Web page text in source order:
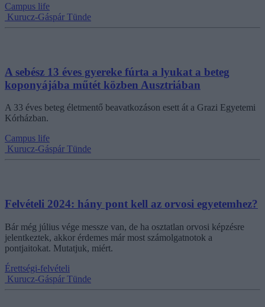
Campus life
Kurucz-Gáspár Tünde
A sebész 13 éves gyereke fúrta a lyukat a beteg
koponyájába műtét közben Ausztriában
A 33 éves beteg életmentő beavatkozáson esett át a Grazi Egyetemi
Kórházban.
Campus life
Kurucz-Gáspár Tünde
Felvételi 2024: hány pont kell az orvosi egyetemhez?
Bár még július vége messze van, de ha osztatlan orvosi képzésre
jelentkeztek, akkor érdemes már most számolgatnotok a
pontjaitokat. Mutatjuk, miért.
Érettségi-felvételi
Kurucz-Gáspár Tünde